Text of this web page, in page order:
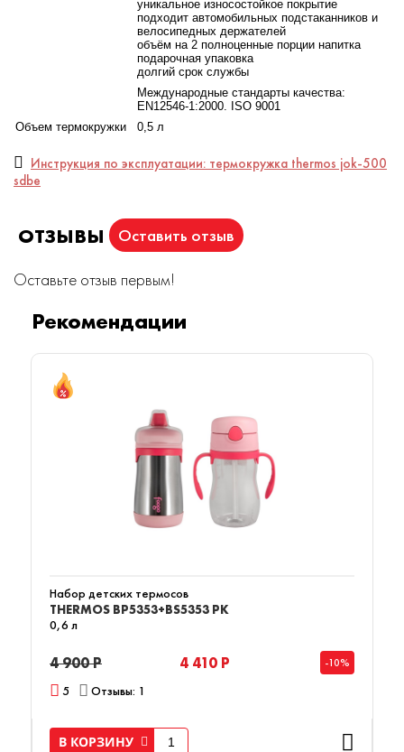
уникальное износостойкое покрытие
подходит автомобильных подстаканников и
велосипедных держателей
объём на 2 полноценные порции напитка
подарочная упаковка
долгий срок службы
Международные стандарты качества:
EN12546-1:2000. ISO 9001
Объем термокружки
0,5 л
Инструкция по эксплуатации: термокружка thermos jok-500
sdbe
ОТЗЫВЫ Оставить отзыв
Оставьте отзыв первым!
Рекомендации
Набор детских термосов
THERMOS BP5353+BS5353 PK
0,6 л
4 900 Р 4 410 Р -10%
5 Отзывы: 1
В КОРЗИНУ